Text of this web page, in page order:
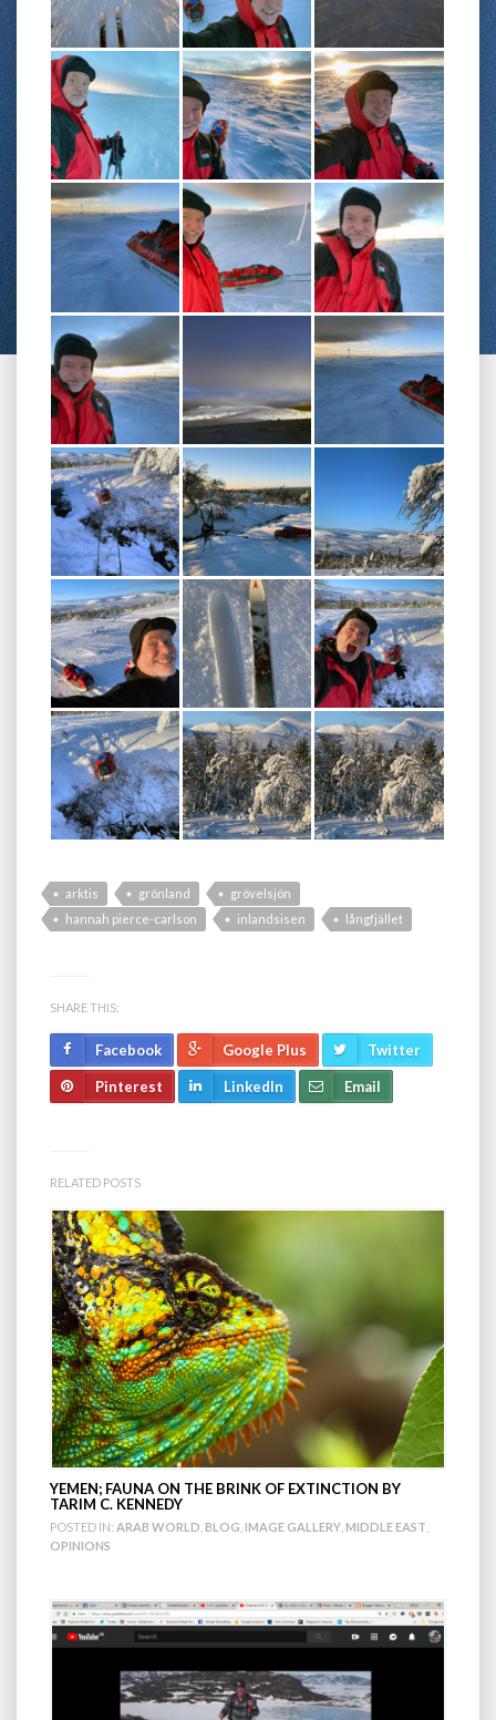
arktis grönland
grövelsjön
hannah pierce-carlson
inlandsisen långfjället
SHARE THIS:
Facebook Google Plus Twitter
Pinterest LinkedIn Email
RELATED POSTS
YEMEN; FAUNA ON THE BRINK OF EXTINCTION BY
TARIM C. KENNEDY
POSTED IN: ARAB WORLD BLOG IMAGE GALLERY MIDDLE EAST
OPINIONS